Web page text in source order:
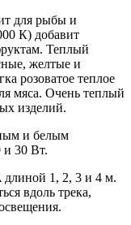
для рыбы и
К) добавит
Теплый
желтые и
розоватое теплое
мяса. Очень теплый
изделий.
и белым
и 30 Вт.
длиной 1, 2, 3 и 4 м.
вдоль трека,